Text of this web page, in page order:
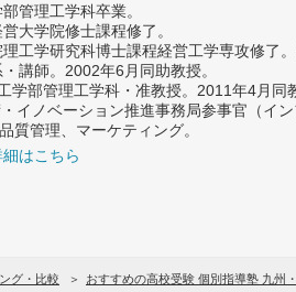
管理工学科卒業。
大学院修士課程修了。
工学研究科博士課程経営工学専攻修了。
講師。2002年6月同助教授。
学部管理工学科・准教授。2011年4月同
イノベーション推進事務局参事官（イ
質管理、マーケティング。
はこちら
グ・比較 おすすめの高校受験 個別指導塾 九州